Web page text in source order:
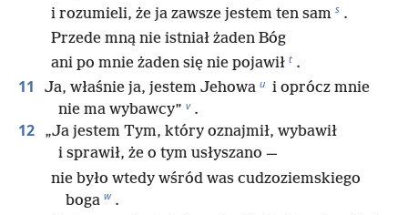
i rozumieli, że ja zawsze jestem ten sam s .
Przede mną nie istniał żaden Bóg
ani po mnie żaden się nie pojawił t .
11 Ja, właśnie ja, jestem Jehowa u i oprócz mnie
nie ma wybawcy” v .
12
„Ja jestem Tym, który oznajmił, wybawił
i sprawił, że o tym usłyszano —
nie było wtedy wśród was cudzoziemskiego
boga w .